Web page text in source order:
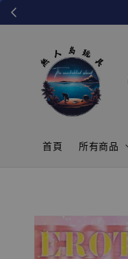
首頁 所有商品